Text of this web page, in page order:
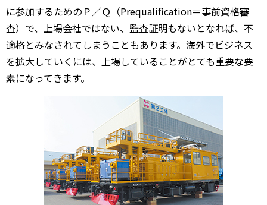
に参加するためのＰ／Ｑ（Prequalification＝事前資格審
査）で、上場会社ではない、監査証明もないとなれば、不
適格とみなされてしまうこともあります。海外でビジネス
を拡大していくには、上場していることがとても重要な要
素になってきます。